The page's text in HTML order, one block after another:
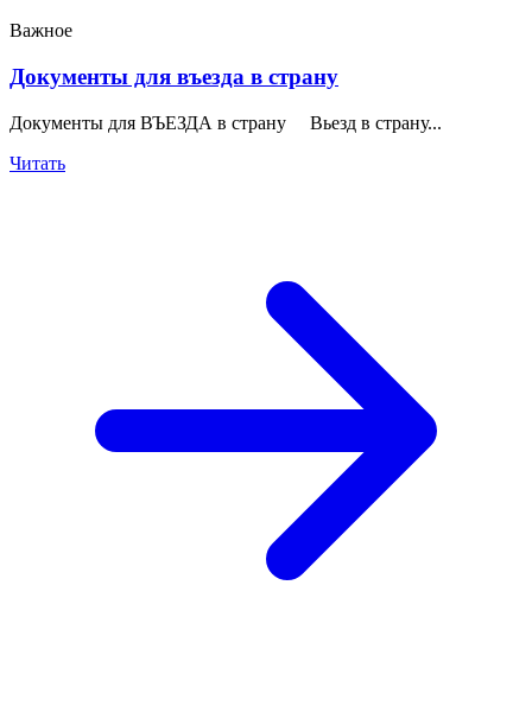
Важное
Документы для въезда в страну
Документы для ВЪЕЗДА в страну Вьезд в страну...
Читать